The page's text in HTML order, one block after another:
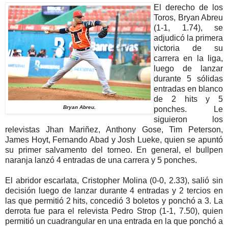
Bryan Abreu.
El derecho de los
Toros, Bryan Abreu
(1-1, 1.74), se
adjudicó la primera
victoria de su
carrera en la liga,
luego de lanzar
durante 5 sólidas
entradas en blanco
de 2 hits y 5
ponches. Le
siguieron los
relevistas Jhan Mariñez, Anthony Gose, Tim Peterson,
James Hoyt, Fernando Abad y Josh Lueke, quien se apuntó
su primer salvamento del torneo. En general, el bullpen
naranja lanzó 4 entradas de una carrera y 5 ponches.
El abridor escarlata, Cristopher Molina (0-0, 2.33), salió sin
decisión luego de lanzar durante 4 entradas y 2 tercios en
las que permitió 2 hits, concedió 3 boletos y ponchó a 3. La
derrota fue para el relevista Pedro Strop (1-1, 7.50), quien
permitió un cuadrangular en una entrada en la que ponchó a